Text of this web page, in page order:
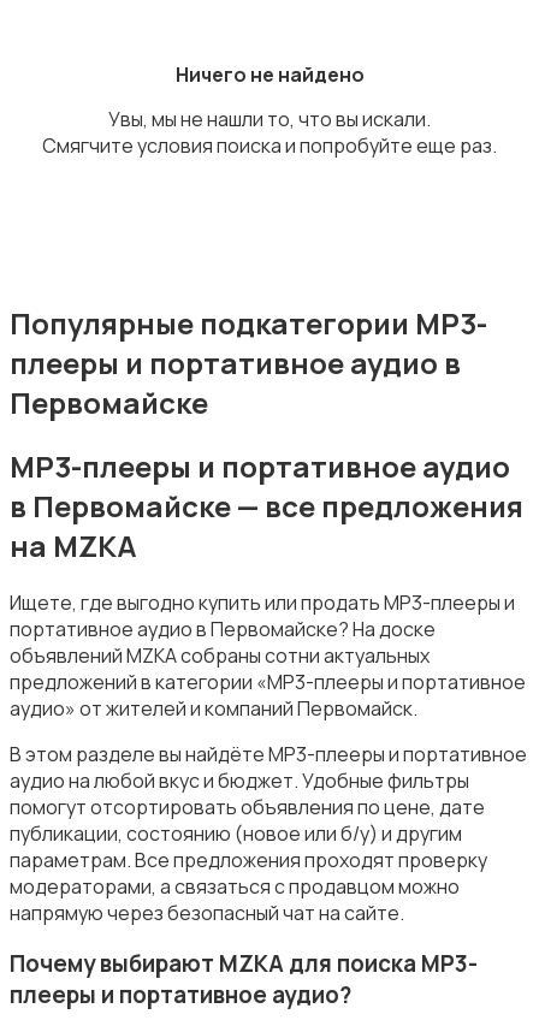
Музыкальные центры и магнитолы
MP3-плееры и портативное аудио
Электронные книги
Спутниковое и цифровое ТВ
Аудиоусилители и ресиверы
Наушники
Ничего не найдено
Увы, мы не нашли то, что вы искали.
Смягчите условия поиска и попробуйте еще раз.
Популярные подкатегории MP3-
плееры и портативное аудио в
Первомайске
MP3-плееры и портативное аудио
в Первомайске — все предложения
на MZKA
Ищете, где выгодно купить или продать MP3-плееры и
портативное аудио в Первомайске? На доске
объявлений MZKA собраны сотни актуальных
предложений в категории «MP3-плееры и портативное
аудио» от жителей и компаний Первомайск.
В этом разделе вы найдёте MP3-плееры и портативное
аудио на любой вкус и бюджет. Удобные фильтры
помогут отсортировать объявления по цене, дате
публикации, состоянию (новое или б/у) и другим
параметрам. Все предложения проходят проверку
модераторами, а связаться с продавцом можно
напрямую через безопасный чат на сайте.
Почему выбирают MZKA для поиска MP3-
плееры и портативное аудио?